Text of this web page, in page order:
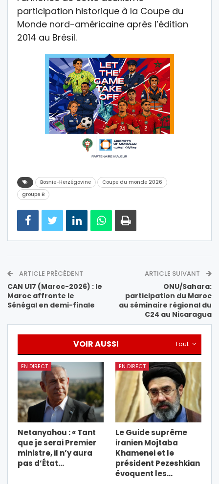
participation historique à la Coupe du
Monde nord-américaine après l’édition
2014 au Brésil.
Bosnie-Herzégovine
Coupe du monde 2026
groupe B
ARTICLE PRÉCÉDENT
CAN U17 (Maroc-2026) : le
Maroc affronte le
Sénégal en demi-finale
ARTICLE SUIVANT
ONU/Sahara:
participation du Maroc
au séminaire régional du
C24 au Nicaragua
Tout
VOIR AUSSI
EN DIRECT
Netanyahou : « Tant
que je serai Premier
ministre, il n’y aura
pas d’État…
EN DIRECT
Le Guide suprême
iranien Mojtaba
Khamenei et le
président Pezeshkian
évoquent les…